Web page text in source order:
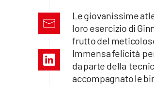
Le giovanissime
loro esercizio di
frutto del
Immensa felicità
da parte della
accompagnato le